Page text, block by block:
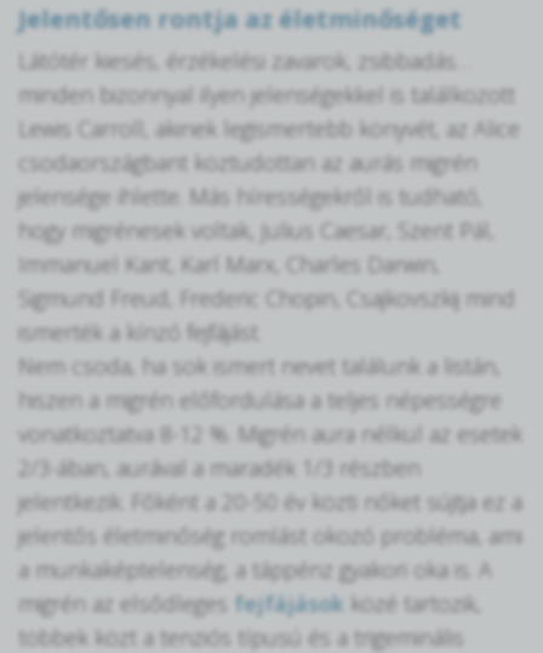
Jelentősen rontja az életminőséget
Látótér kiesés, érzékelési zavarok, zsibbadás…
minden bizonnyal ilyen jelenségekkel is találkozott
Lewis Carroll, akinek legismertebb könyvét, az Alice
csodaországbant köztudottan az aurás migrén
jelensége ihlette. Más hírességekről is tudható,
hogy migrénesek voltak, Julius Caesar, Szent Pál,
Immanuel Kant, Karl Marx, Charles Darwin,
Sigmund Freud, Frederic Chopin, Csajkovszkij mind
ismerték a kínzó fejfájást.
Nem csoda, ha sok ismert nevet találunk a listán,
hiszen a migrén előfordulása a teljes népességre
vonatkoztatva 8-12 %. Migrén aura nélkül az esetek
2/3-ában, aurával a maradék 1/3 részben
jelentkezik. Főként a 20-50 év közti nőket sújtja ez a
jelentős életminőség romlást okozó probléma, ami
a munkaképtelenség, a táppénz gyakori oka is. A
migrén az elsődleges fejfájások közé tartozik,
többek közt a tenziós típusú és a trigeminális